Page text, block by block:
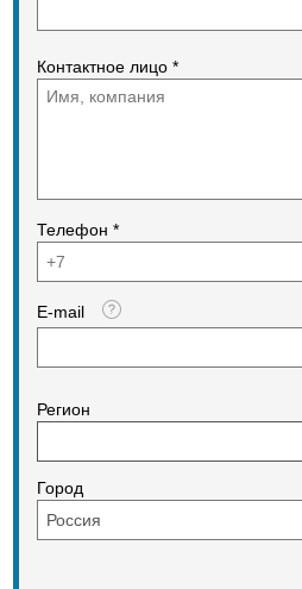
значительно
Контактное лицо *
Телефон *
E-mail
Регион
Город